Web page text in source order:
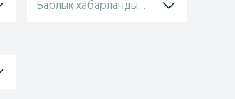
Барлық хабарландырулар